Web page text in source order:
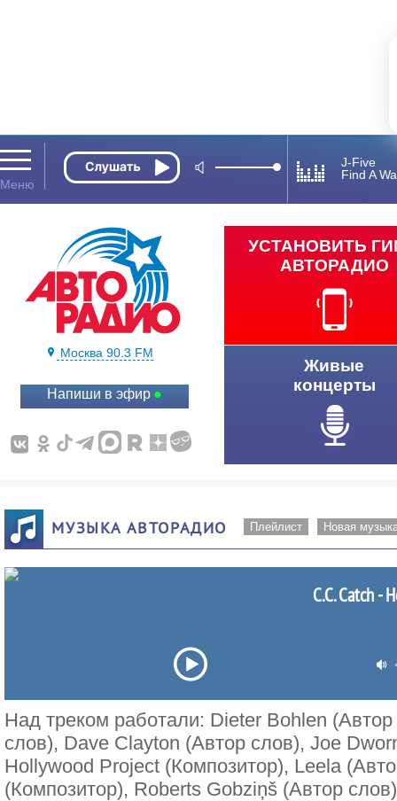
J-Five
Find A
Москва 90.3 FM
Напиши в эфир
УСТАНОВИТЬ
АВТОРАДИО
Живые
концерты
МУЗЫКА АВТОРАДИО Плейлист Новая
C.C. Catch -
Над треком работали: Dieter Bohlen
слов), Dave Clayton (Автор слов), Joe
Hollywood Project (Композитор), Leela
(Композитор), Roberts Gobziņš (Автор слов)